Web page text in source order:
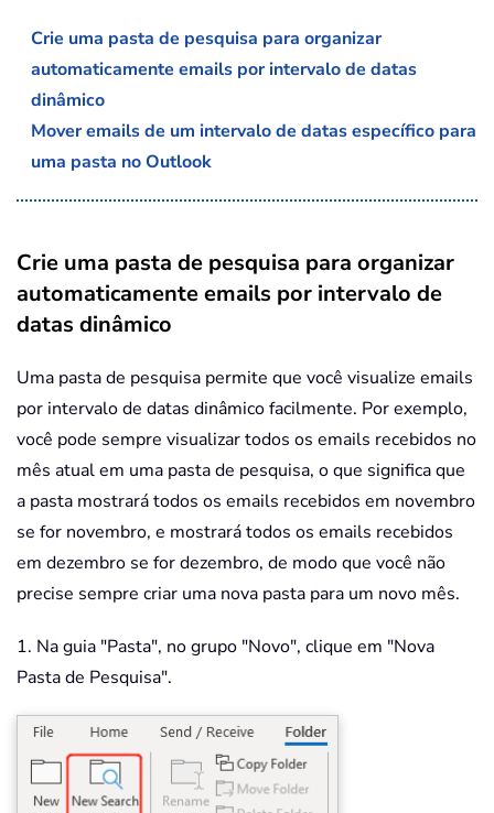
Crie uma pasta de pesquisa para organizar
automaticamente emails por intervalo de datas
dinâmico
Mover emails de um intervalo de datas específico para
uma pasta no Outlook
Crie uma pasta de pesquisa para organizar
automaticamente emails por intervalo de
datas dinâmico
Uma pasta de pesquisa permite que você visualize emails
por intervalo de datas dinâmico facilmente. Por exemplo,
você pode sempre visualizar todos os emails recebidos no
mês atual em uma pasta de pesquisa, o que significa que
a pasta mostrará todos os emails recebidos em novembro
se for novembro, e mostrará todos os emails recebidos
em dezembro se for dezembro, de modo que você não
precise sempre criar uma nova pasta para um novo mês.
1. Na guia "Pasta", no grupo "Novo", clique em "Nova
Pasta de Pesquisa".